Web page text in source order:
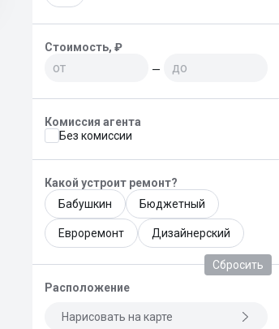
Стоимость, ₽
—
Комиссия агента
Без комиссии
Какой устроит ремонт?
Бабушкин
Бюджетный
Евроремонт Дизайнерский
Сбросить
Расположение
Нарисовать на карте